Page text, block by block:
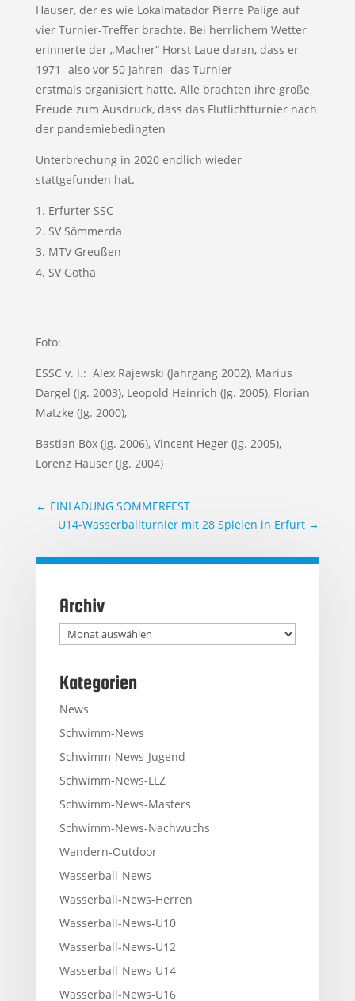
Hauser, der es wie Lokalmatador Pierre Palige auf
vier Turnier-Treffer brachte. Bei herrlichem Wetter
erinnerte der „Macher“ Horst Laue daran, dass er
1971- also vor 50 Jahren- das Turnier
erstmals organisiert hatte. Alle brachten ihre große
Freude zum Ausdruck, dass das Flutlichtturnier nach
der pandemiebedingten
Unterbrechung in 2020 endlich wieder
stattgefunden hat.
Erfurter SSC
SV Sömmerda
MTV Greußen
SV Gotha
Foto:
ESSC v. l.: Alex Rajewski (Jahrgang 2002), Marius
Dargel (Jg. 2003), Leopold Heinrich (Jg. 2005), Florian
Matzke (Jg. 2000),
Bastian Böx (Jg. 2006), Vincent Heger (Jg. 2005),
Lorenz Hauser (Jg. 2004)
← EINLADUNG SOMMERFEST
U14-Wasserballturnier mit 28 Spielen in Erfurt →
Archiv
Archiv
Kategorien
News
Schwimm-News
Schwimm-News-Jugend
Schwimm-News-LLZ
Schwimm-News-Masters
Schwimm-News-Nachwuchs
Wandern-Outdoor
Wasserball-News
Wasserball-News-Herren
Wasserball-News-U10
Wasserball-News-U12
Wasserball-News-U14
Wasserball-News-U16